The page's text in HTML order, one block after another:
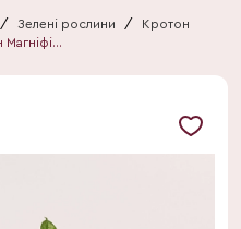
/ Зелені рослини /
Кротон
Кротон Магніфісент